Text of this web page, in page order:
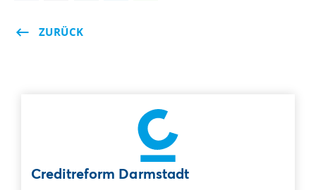
ZURÜCK
Creditreform Darmstadt